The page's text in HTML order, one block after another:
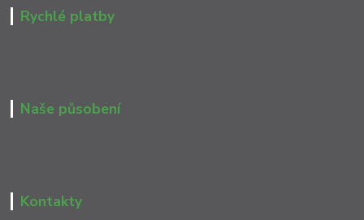
Rychlé platby
Naše působení
Kontakty